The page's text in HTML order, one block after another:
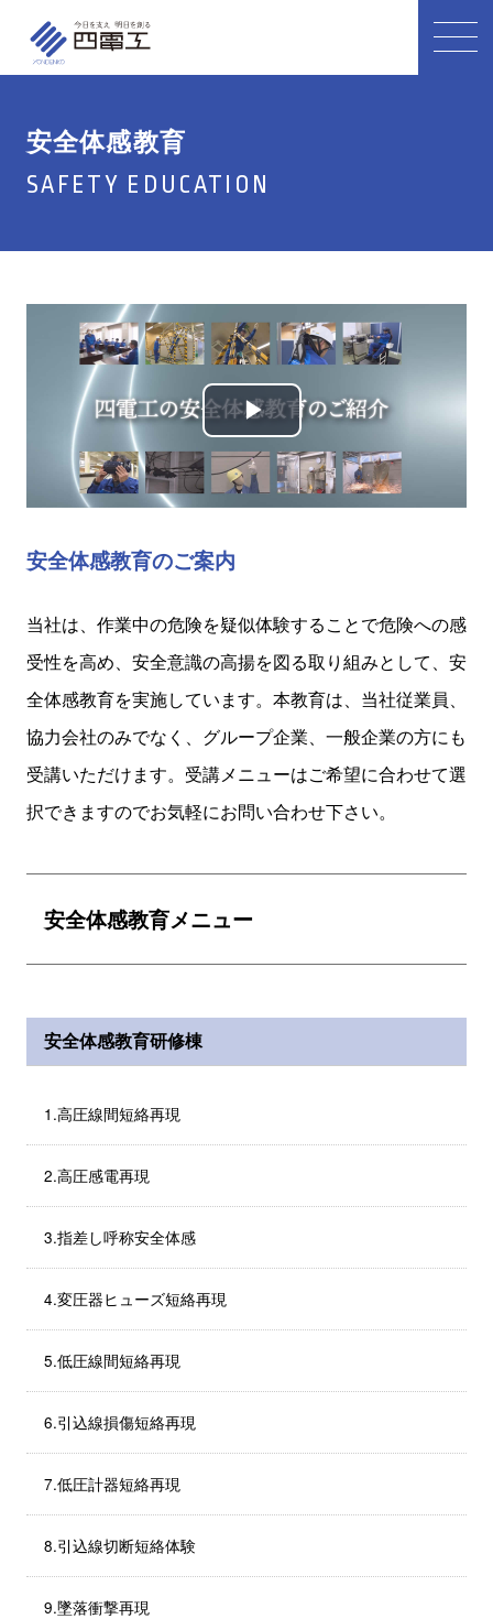
安全体感教育
SAFETY EDUCATION
Play
Video
安全体感教育のご案内
当社は、作業中の危険を疑似体験することで危険への感
受性を高め、 安全意識の高揚を図る取り組みとして、安
全体感教育を実施しています。 本教育は、当社従業員、
協力会社のみでなく、 グループ企業、一般企業の方にも
受講いただけます。 受講メニューはご希望に合わせて選
択できますのでお気軽にお問い合わせ下さい。
安全体感教育メニュー
安全体感教育研修棟
1.高圧線間短絡再現
2.高圧感電再現
3.指差し呼称安全体感
4.変圧器ヒューズ短絡再現
5.低圧線間短絡再現
6.引込線損傷短絡再現
7.低圧計器短絡再現
8.引込線切断短絡体験
9.墜落衝撃再現